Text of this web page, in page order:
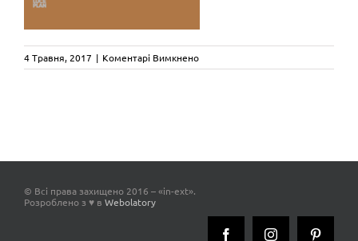
4 Травня, 2017 | Коментарі Вимкненодо
Luceplan
© Всі права захищено 2016 – «in-ext».
Розроблено з ♥ в Webolatory